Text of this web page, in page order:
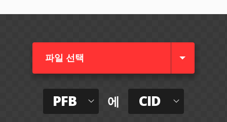
파일 선택
PFB 에 CID